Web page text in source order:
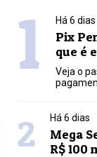
1 Há 6 dias
Pix
que é
Veja o
2 Há 6 dias
Mega
R$ 100